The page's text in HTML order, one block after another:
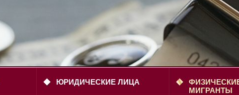
ЮРИДИЧЕСКИЕ ЛИЦА
МИГРАНТЫ